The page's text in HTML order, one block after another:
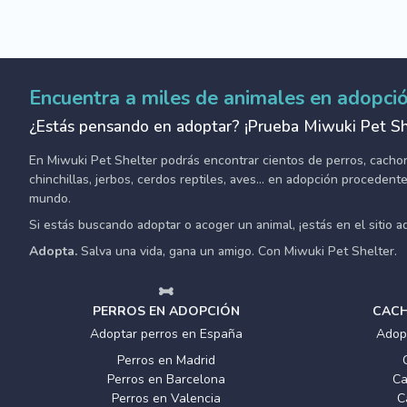
Encuentra a miles de animales en
¿Estás pensando en adoptar? ¡Prueba Miwuki Pet
En Miwuki Pet Shelter podrás encontrar cientos de perros,
chinchillas, jerbos, cerdos reptiles, aves... en adopción
mundo.
Si estás buscando adoptar o acoger un animal, ¡estás en el sitio
Adopta. Salva una vida, gana un amigo. Con Miwuki Pet Shelter.
PERROS EN ADOPCIÓN
Adoptar perros en España
Perros en Madrid
Perros en Barcelona
Perros en Valencia